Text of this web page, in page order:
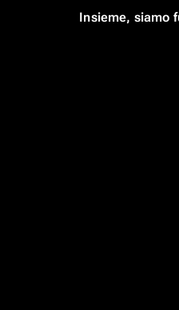
Insieme, siamo